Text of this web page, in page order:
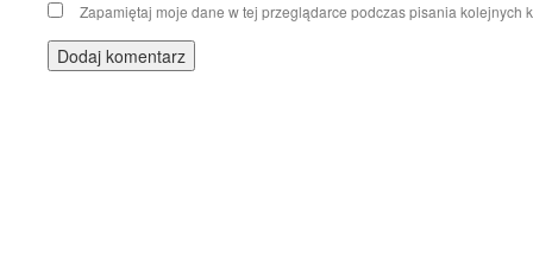
Zapamiętaj moje dane w tej przeglądarce podczas pisania kolejnych